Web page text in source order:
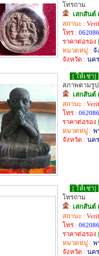
โทรถาม
: เสกสันต์
สถานะ :
โทร :
ราคาต่อรอง
หมวดหมู่ : จั
จังหวัด : นค
[ ให้เช่า]
สภาพตามรูป
: เสกสันต์
สถานะ :
โทร :
ราคาต่อรอง
หมวดหมู่ : พ
จังหวัด : นค
[ ให้เช่า]
โทรถาม
: เสกสันต์
สถานะ :
โทร :
ราคาต่อรอง
หมวดหมู่ : พ
จังหวัด : นค